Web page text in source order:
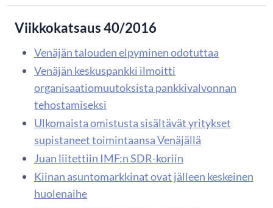
Viikkokatsaus 40/2016
Venäjän talouden elpyminen odotuttaa
Venäjän keskuspankki ilmoitti
organisaatiomuutoksista pankkivalvonnan
tehostamiseksi
Ulkomaista omistusta sisältävät yritykset
supistaneet toimintaansa Venäjällä
Juan liitettiin IMF:n SDR-koriin
Kiinan asuntomarkkinat ovat jälleen keskeinen
huolenaihe